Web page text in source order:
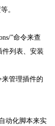
。
”命令来查
件列表、安装
来管理插件的
动化脚本来实